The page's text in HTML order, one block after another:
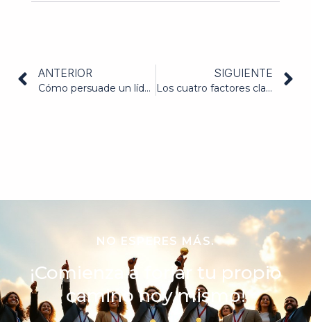
ANTERIOR
Cómo persuade un líder efectivo
SIGUIENTE
Los cuatro factores clave del aprendizaje efectivo
NO ESPERES MÁS.
¡Comienza a forjar tu propio
camino hoy mismo!